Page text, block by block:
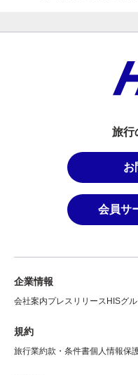
旅行
お
会員サ
企業情報
会社案内プレスリリース HISグ
規約
旅行業約款・条件書個人情報保